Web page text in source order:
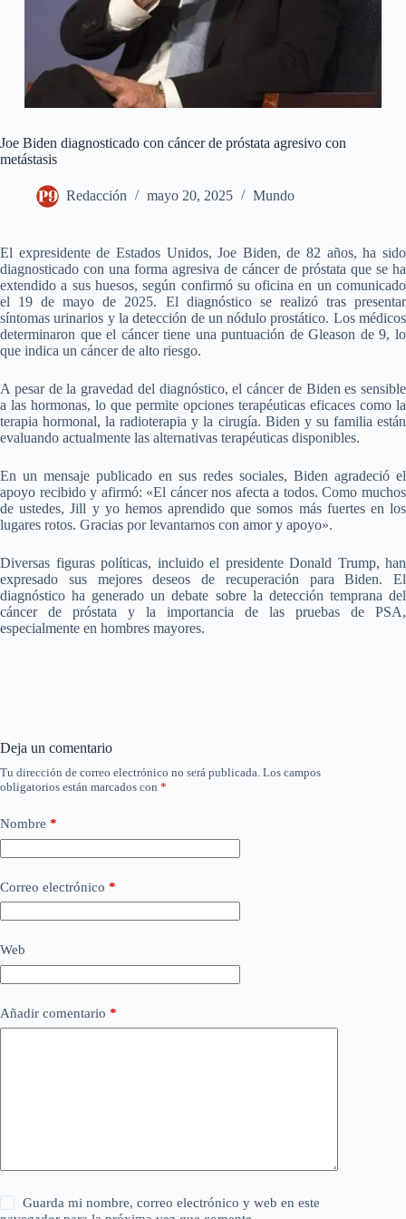
Joe Biden diagnosticado con cáncer de próstata agresivo con
metástasis
Redacción mayo 20, 2025 Mundo
El expresidente de Estados Unidos, Joe Biden, de 82 años, ha sido
diagnosticado con una forma agresiva de cáncer de próstata que se ha
extendido a sus huesos, según confirmó su oficina en un comunicado
el 19 de mayo de 2025. El diagnóstico se realizó tras presentar
síntomas urinarios y la detección de un nódulo prostático. Los médicos
determinaron que el cáncer tiene una puntuación de Gleason de 9, lo
que indica un cáncer de alto riesgo.
A pesar de la gravedad del diagnóstico, el cáncer de Biden es sensible
a las hormonas, lo que permite opciones terapéuticas eficaces como la
terapia hormonal, la radioterapia y la cirugía. Biden y su familia están
evaluando actualmente las alternativas terapéuticas disponibles.
En un mensaje publicado en sus redes sociales, Biden agradeció el
apoyo recibido y afirmó: «El cáncer nos afecta a todos. Como muchos
de ustedes, Jill y yo hemos aprendido que somos más fuertes en los
lugares rotos. Gracias por levantarnos con amor y apoyo».
Diversas figuras políticas, incluido el presidente Donald Trump, han
expresado sus mejores deseos de recuperación para Biden. El
diagnóstico ha generado un debate sobre la detección temprana del
cáncer de próstata y la importancia de las pruebas de PSA,
especialmente en hombres mayores.
Deja un comentario
Tu dirección de correo electrónico no será publicada. Los campos
obligatorios están marcados con *
Nombre *
Correo electrónico *
Web
Añadir comentario *
Guarda mi nombre, correo electrónico y web en este